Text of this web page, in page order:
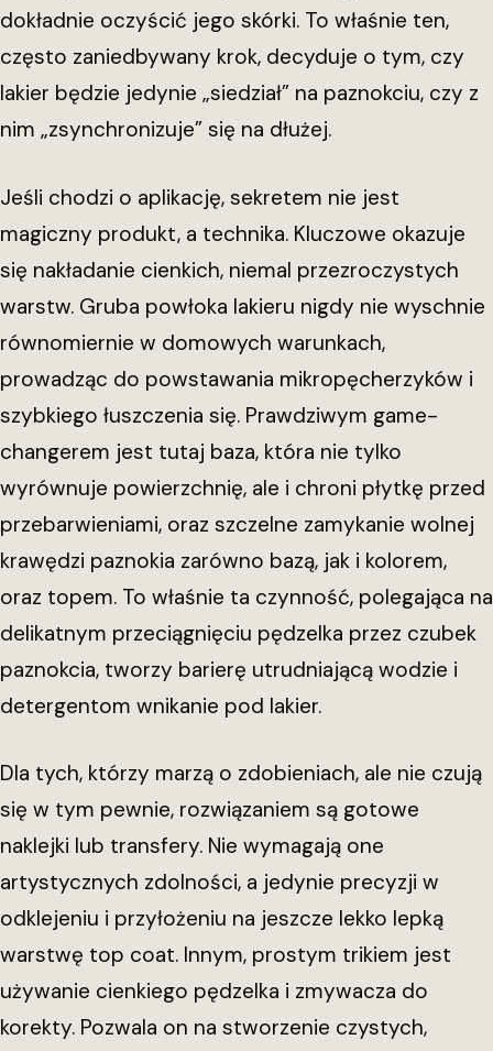
dokładnie oczyścić jego skórki. To właśnie ten,
często zaniedbywany krok, decyduje o tym, czy
lakier będzie jedynie „siedział” na paznokciu, czy z
nim „zsynchronizuje” się na dłużej.
Jeśli chodzi o aplikację, sekretem nie jest
magiczny produkt, a technika. Kluczowe okazuje
się nakładanie cienkich, niemal przezroczystych
warstw. Gruba powłoka lakieru nigdy nie wyschnie
równomiernie w domowych warunkach,
prowadząc do powstawania mikropęcherzyków i
szybkiego łuszczenia się. Prawdziwym game-
changerem jest tutaj baza, która nie tylko
wyrównuje powierzchnię, ale i chroni płytkę przed
przebarwieniami, oraz szczelne zamykanie wolnej
krawędzi paznokia zarówno bazą, jak i kolorem,
oraz topem. To właśnie ta czynność, polegająca na
delikatnym przeciągnięciu pędzelka przez czubek
paznokcia, tworzy barierę utrudniającą wodzie i
detergentom wnikanie pod lakier.
Dla tych, którzy marzą o zdobieniach, ale nie czują
się w tym pewnie, rozwiązaniem są gotowe
naklejki lub transfery. Nie wymagają one
artystycznych zdolności, a jedynie precyzji w
odklejeniu i przyłożeniu na jeszcze lekko lepką
warstwę top coat. Innym, prostym trikiem jest
używanie cienkiego pędzelka i zmywacza do
korekty. Pozwala on na stworzenie czystych,